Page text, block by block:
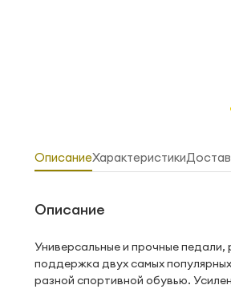
ОписаниеХарактеристики
Описание
Универсальные и прочные
поддержка двух самых
разной спортивной обувью.